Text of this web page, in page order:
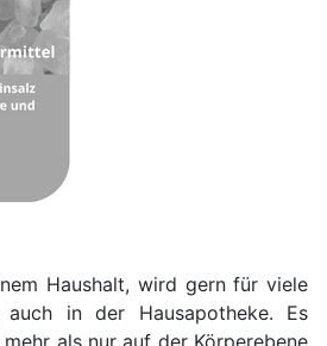
Haushalt, wird gern für viele
auch in der Hausapotheke. Es
als nur auf der Körperebene